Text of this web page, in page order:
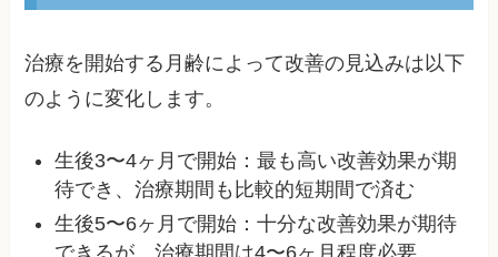
治療を開始する月齢によって改善の見込みは以下
のように変化します。
生後3〜4ヶ月で開始：最も高い改善効果が期
待でき、治療期間も比較的短期間で済む
生後5〜6ヶ月で開始：十分な改善効果が期待
できるが、治療期間は4〜6ヶ月程度必要